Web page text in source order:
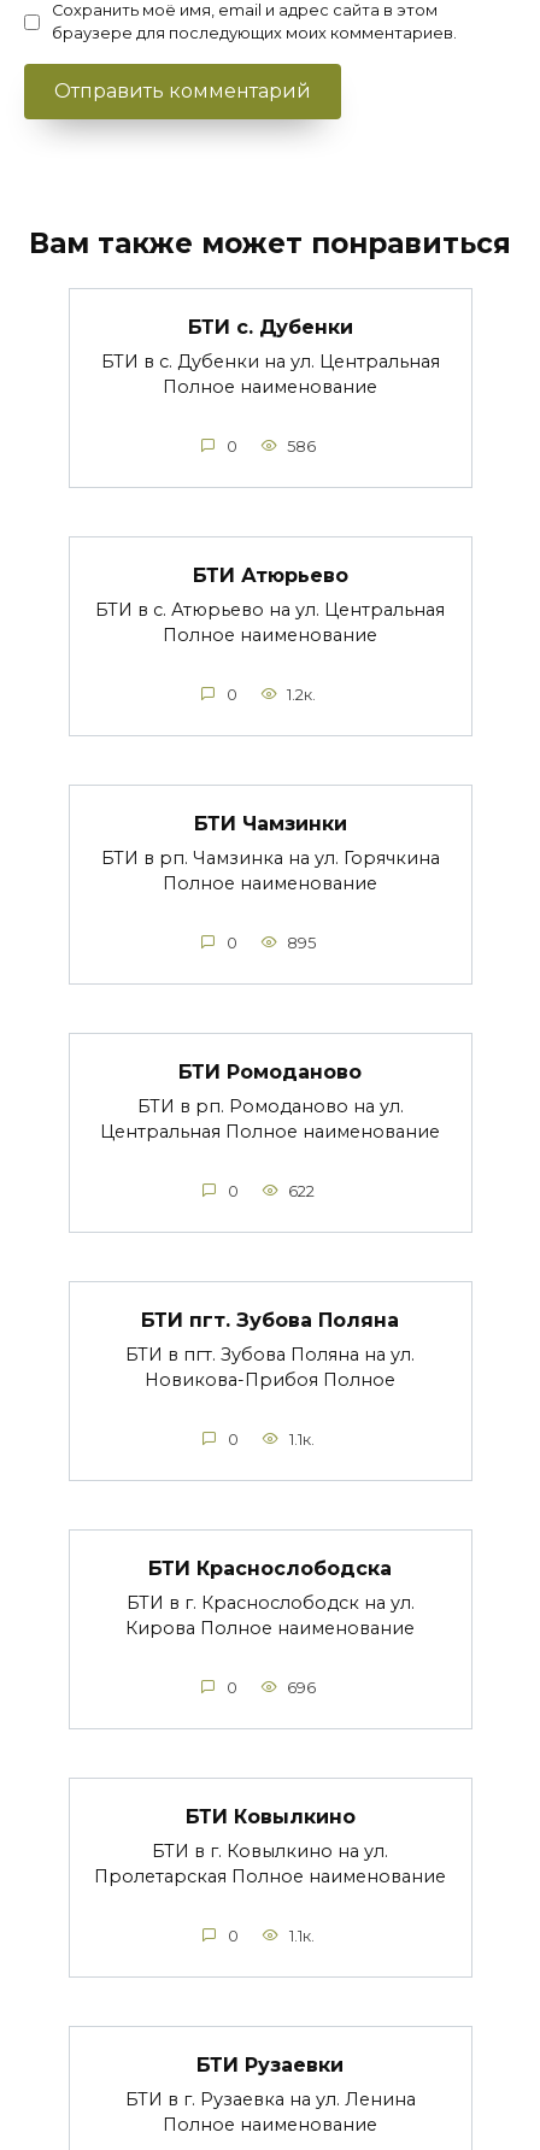
Сохранить моё имя, email и адрес сайта в этом
браузере для последующих моих комментариев.
Вам также может понравиться
БТИ с. Дубенки
БТИ в с. Дубенки на ул. Центральная
Полное наименование
0 586
БТИ Атюрьево
БТИ в с. Атюрьево на ул. Центральная
Полное наименование
0 1.2к.
БТИ Чамзинки
БТИ в рп. Чамзинка на ул. Горячкина
Полное наименование
0 895
БТИ Ромоданово
БТИ в рп. Ромоданово на ул.
Центральная Полное наименование
0 622
БТИ пгт. Зубова Поляна
БТИ в пгт. Зубова Поляна на ул.
Новикова-Прибоя Полное
0 1.1к.
БТИ Краснослободска
БТИ в г. Краснослободск на ул.
Кирова Полное наименование
0 696
БТИ Ковылкино
БТИ в г. Ковылкино на ул.
Пролетарская Полное наименование
0 1.1к.
БТИ Рузаевки
БТИ в г. Рузаевка на ул. Ленина
Полное наименование